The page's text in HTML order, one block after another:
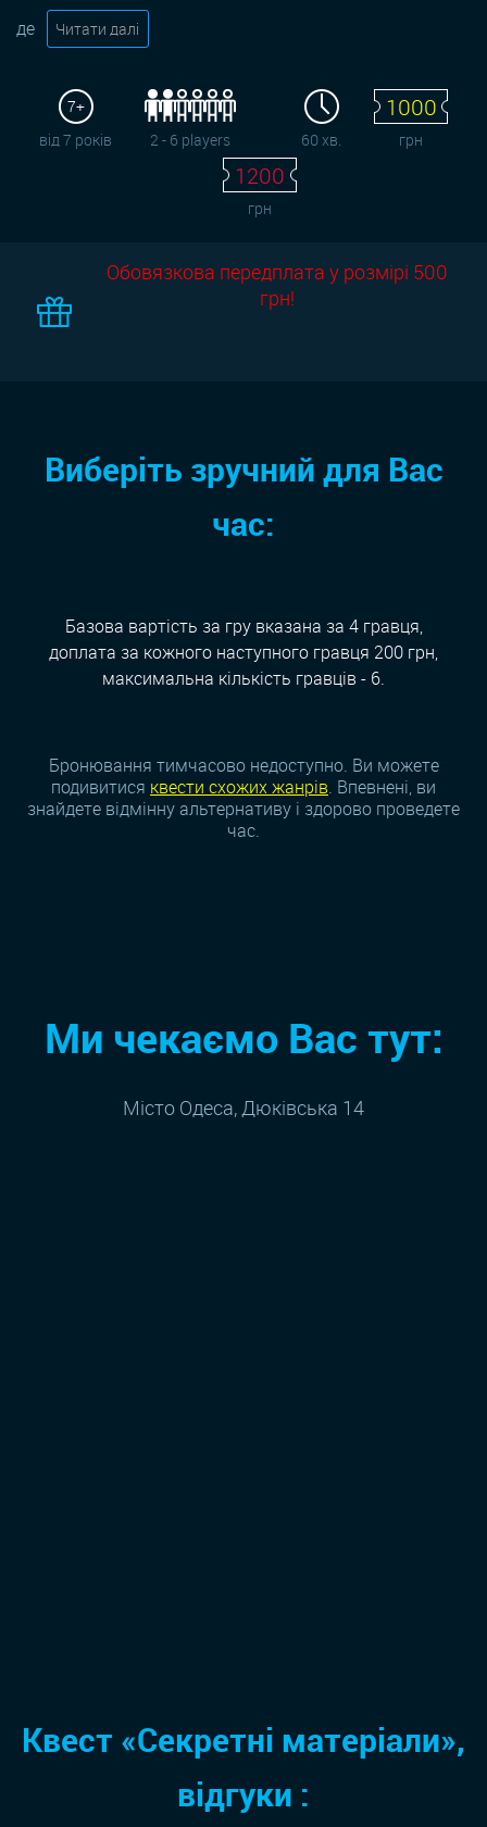
де
Читати далі
7+
від 7 років
2 - 6 players 60 хв.
1000
грн
1200
грн
Обовязкова передплата у розмірі 500
грн!
Виберіть зручний для Вас
час:
Базова вартість за гру вказана за 4 гравця,
доплата за кожного наступного гравця 200 грн,
максимальна кількість гравців - 6.
Бронювання тимчасово недоступно. Ви можете
подивитися квести схожих жанрiв. Впевнені, ви
знайдете відмінну альтернативу і здорово проведете
час.
Ми чекаємо Вас тут:
Місто Одеса, Дюківська 14
Квест «Секретні матеріали»,
відгуки :